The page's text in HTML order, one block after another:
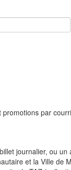
promotions par
journalier, ou
et la Ville de